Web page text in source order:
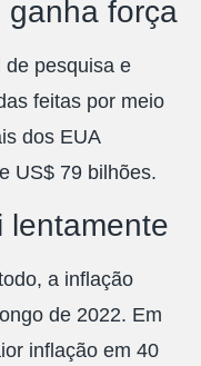
ganha força
de pesquisa e
feitas por meio
dos EUA
US$ 79 bilhões.
lentamente
a inflação
de 2022. Em
inflação em 40